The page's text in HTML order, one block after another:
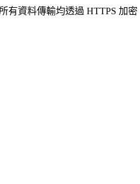
有資料傳輸均透過 HTTPS 加密